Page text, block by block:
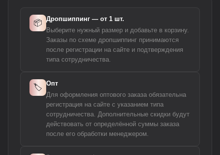
📦 Дропшиппинг — от 1 шт.
Выберите нужный размер и добавьте в корзину.
Заказы по схеме дропшиппинг принимаются
после регистрации на сайте и подтверждения
типа сотрудничества.
🏷️ Опт
Для оформления оптового заказа обязательна
регистрация на сайте с указанием типа
сотрудничества. Дополнительные скидки будут
действовать от определённой суммы заказа
после его обработки менеджером.